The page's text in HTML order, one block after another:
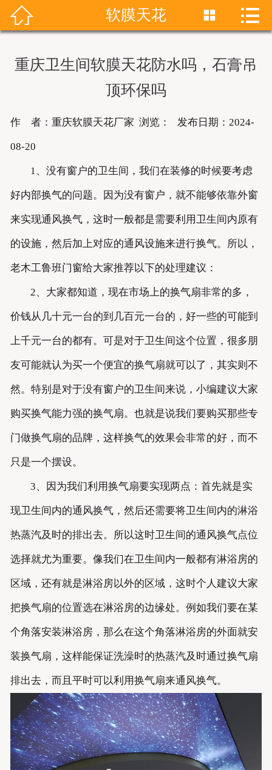
首页
联系我们
 软膜天花  
重庆卫生间软膜天花防水吗，石膏吊
顶环保吗
作 者：重庆软膜天花厂家 浏览： 发布日期：2024-
08-20
1、没有窗户的卫生间，我们在装修的时候要考虑
好内部换气的问题。因为没有窗户，就不能够依靠外窗
来实现通风换气，这时一般都是需要利用卫生间内原有
的设施，然后加上对应的通风设施来进行换气。所以，
老木工鲁班门窗给大家推荐以下的处理建议：
2、大家都知道，现在市场上的换气扇非常的多，
价钱从几十元一台的到几百元一台的，好一些的可能到
上千元一台的都有。可是对于卫生间这个位置，很多朋
友可能就认为买一个便宜的换气扇就可以了，其实则不
然。特别是对于没有窗户的卫生间来说，小编建议大家
购买换气能力强的换气扇。也就是说我们要购买那些专
门做换气扇的品牌，这样换气的效果会非常的好，而不
只是一个摆设。
3、因为我们利用换气扇要实现两点：首先就是实
现卫生间内的通风换气，然后还需要将卫生间内的淋浴
热蒸汽及时的排出去。所以这时卫生间的通风换气点位
选择就尤为重要。像我们在卫生间内一般都有淋浴房的
区域，还有就是淋浴房以外的区域，这时个人建议大家
把换气扇的位置选在淋浴房的边缘处。例如我们要在某
个角落安装淋浴房，那么在这个角落淋浴房的外面就安
装换气扇，这样能保证洗澡时的热蒸汽及时通过换气扇
排出去，而且平时可以利用换气扇来通风换气。